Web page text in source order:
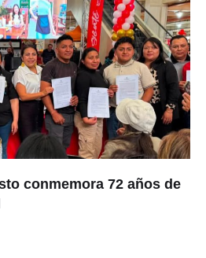
conmemora 72 años de